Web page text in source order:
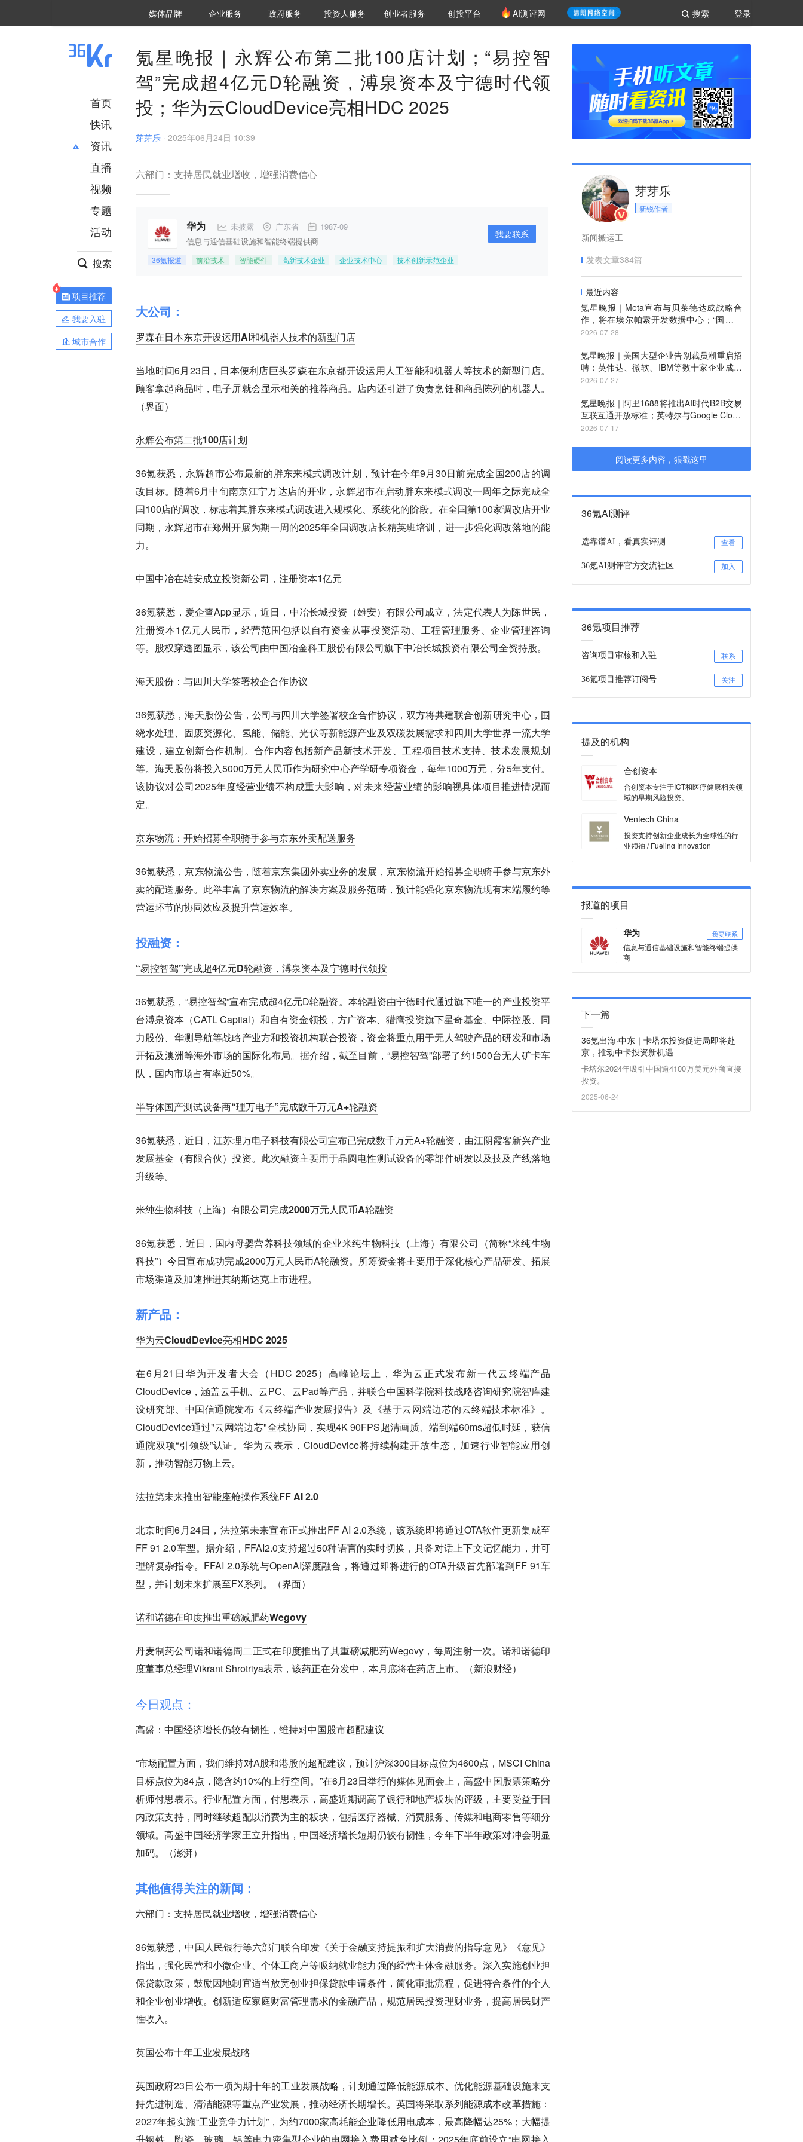
登录
搜索
媒体品牌 36Kr研究院
企业服务 城市之窗
政府服务 VClub投资机构库
投资机构职位推介
投资人服务 创投氪堂
创业者服务 创投平台 AI测评网
首页
快讯
资讯
推荐
财经
项目推荐
安徽
直播
视频
专题
活动
搜索
项目推荐
我要入驻
城市合作
氪星晚报｜永辉公布第二批100店计划；“易控智
驾”完成超4亿元D轮融资，溥泉资本及宁德时代领
投；华为云CloudDevice亮相HDC 2025
芽芽乐 · 2025年06月24日 10:39
六部门：支持居民就业增收，增强消费信心
华为 未披露 广东省 1987-09
信息与通信基础设施和智能终端提供商
36氪报道 前沿技术 智能硬件 高新技术企业 企业技术中心 技术创新示范企业
我要联系
大公司：
罗森在日本东京开设运用AI和机器人技术的新型门店
当地时间6月23日，日本便利店巨头罗森在东京都开设运用人工智能和机器人等技术的新型门店。
顾客拿起商品时，电子屏就会显示相关的推荐商品。店内还引进了负责烹饪和商品陈列的机器人。
（界面）
永辉公布第二批100店计划
36氪获悉，永辉超市公布最新的胖东来模式调改计划，预计在今年9月30日前完成全国200店的调
改目标。随着6月中旬南京江宁万达店的开业，永辉超市在启动胖东来模式调改一周年之际完成全
国100店的调改，标志着其胖东来模式调改进入规模化、系统化的阶段。在全国第100家调改店开业
同期，永辉超市在郑州开展为期一周的2025年全国调改店长精英班培训，进一步强化调改落地的能
力。
中国中冶在雄安成立投资新公司，注册资本1亿元
36氪获悉，爱企查App显示，近日，中冶长城投资（雄安）有限公司成立，法定代表人为陈世民，
注册资本1亿元人民币，经营范围包括以自有资金从事投资活动、工程管理服务、企业管理咨询
等。股权穿透图显示，该公司由中国冶金科工股份有限公司旗下中冶长城投资有限公司全资持股。
海天股份：与四川大学签署校企合作协议
36氪获悉，海天股份公告，公司与四川大学签署校企合作协议，双方将共建联合创新研究中心，围
绕水处理、固废资源化、氢能、储能、光伏等新能源产业及双碳发展需求和四川大学世界一流大学
建设，建立创新合作机制。合作内容包括新产品新技术开发、工程项目技术支持、技术发展规划
等。海天股份将投入5000万元人民币作为研究中心产学研专项资金，每年1000万元，分5年支付。
该协议对公司2025年度经营业绩不构成重大影响，对未来经营业绩的影响视具体项目推进情况而
定。
京东物流：开始招募全职骑手参与京东外卖配送服务
36氪获悉，京东物流公告，随着京东集团外卖业务的发展，京东物流开始招募全职骑手参与京东外
卖的配送服务。此举丰富了京东物流的解决方案及服务范畴，预计能强化京东物流现有末端履约等
营运环节的协同效应及提升营运效率。
投融资：
“易控智驾”完成超4亿元D轮融资，溥泉资本及宁德时代领投
36氪获悉，“易控智驾”宣布完成超4亿元D轮融资。本轮融资由宁德时代通过旗下唯一的产业投资平
台溥泉资本（CATL Captial）和自有资金领投，方广资本、猎鹰投资旗下星奇基金、中际控股、同
力股份、华测导航等战略产业方和投资机构联合投资，资金将重点用于无人驾驶产品的研发和市场
开拓及澳洲等海外市场的国际化布局。据介绍，截至目前，“易控智驾”部署了约1500台无人矿卡车
队，国内市场占有率近50%。
半导体国产测试设备商“理万电子”完成数千万元A+轮融资
36氪获悉，近日，江苏理万电子科技有限公司宣布已完成数千万元A+轮融资，由江阴霞客新兴产业
发展基金（有限合伙）投资。此次融资主要用于晶圆电性测试设备的零部件研发以及技及产线落地
升级等。
米纯生物科技（上海）有限公司完成2000万元人民币A轮融资
36氪获悉，近日，国内母婴营养科技领域的企业米纯生物科技（上海）有限公司（简称“米纯生物
科技”）今日宣布成功完成2000万元人民币A轮融资。所筹资金将主要用于深化核心产品研发、拓展
市场渠道及加速推进其纳斯达克上市进程。
新产品：
华为云CloudDevice亮相HDC 2025
在6月21日华为开发者大会（HDC 2025）高峰论坛上，华为云正式发布新一代云终端产品
CloudDevice，涵盖云手机、云PC、云Pad等产品，并联合中国科学院科技战略咨询研究院智库建
设研究部、中国信通院发布《云终端产业发展报告》及《基于云网端边芯的云终端技术标准》。
CloudDevice通过"云网端边芯"全栈协同，实现4K 90FPS超清画质、端到端60ms超低时延，获信
通院双项“引领级”认证。华为云表示，CloudDevice将持续构建开放生态，加速行业智能应用创
新，推动智能万物上云。
法拉第未来推出智能座舱操作系统FF AI 2.0
北京时间6月24日，法拉第未来宣布正式推出FF AI 2.0系统，该系统即将通过OTA软件更新集成至
FF 91 2.0车型。据介绍，FFAI2.0支持超过50种语言的实时切换，具备对话上下文记忆能力，并可
理解复杂指令。FFAI 2.0系统与OpenAI深度融合，将通过即将进行的OTA升级首先部署到FF 91车
型，并计划未来扩展至FX系列。（界面）
诺和诺德在印度推出重磅减肥药Wegovy
丹麦制药公司诺和诺德周二正式在印度推出了其重磅减肥药Wegovy，每周注射一次。诺和诺德印
度董事总经理Vikrant Shrotriya表示，该药正在分发中，本月底将在药店上市。（新浪财经）
今日观点：
高盛：中国经济增长仍较有韧性，维持对中国股市超配建议
“市场配置方面，我们维持对A股和港股的超配建议，预计沪深300目标点位为4600点，MSCI China
目标点位为84点，隐含约10%的上行空间。”在6月23日举行的媒体见面会上，高盛中国股票策略分
析师付思表示。行业配置方面，付思表示，高盛近期调高了银行和地产板块的评级，主要受益于国
内政策支持，同时继续超配以消费为主的板块，包括医疗器械、消费服务、传媒和电商零售等细分
领域。高盛中国经济学家王立升指出，中国经济增长短期仍较有韧性，今年下半年政策对冲会明显
加码。（澎湃）
其他值得关注的新闻：
六部门：支持居民就业增收，增强消费信心
36氪获悉，中国人民银行等六部门联合印发《关于金融支持提振和扩大消费的指导意见》《意见》
指出，强化民营和小微企业、个体工商户等吸纳就业能力强的经营主体金融服务。深入实施创业担
保贷款政策，鼓励因地制宜适当放宽创业担保贷款申请条件，简化审批流程，促进符合条件的个人
和企业创业增收。创新适应家庭财富管理需求的金融产品，规范居民投资理财业务，提高居民财产
性收入。
英国公布十年工业发展战略
英国政府23日公布一项为期十年的工业发展战略，计划通过降低能源成本、优化能源基础设施来支
持先进制造、清洁能源等重点产业发展，推动经济长期增长。英国将采取系列能源成本改革措施：
2027年起实施“工业竞争力计划”，为约7000家高耗能企业降低用电成本，最高降幅达25%；大幅提
芽芽乐
新锐作者
新闻搬运工
发表文章384篇
最近内容
氪星晚报｜Meta宣布与贝莱德达成战略合
作，将在埃尔帕索开发数据中心；“国科超
导”完成超亿元融资；我国启动人工智能大
2026-07-28
氪星晚报｜美国大型企业告别裁员潮重启招
聘；英伟达、微软、IBM等数十家企业成立
新联盟，旨在共同保障AI安全；《光伏行业
争
2026-07-27
氪星晚报｜阿里1688将推出AI时代B2B交易
互联互通开放标准；英特尔与Google Cloud
宣布深化战略合作；铁路部门试点提前60天
2026-07-17
阅读更多内容，狠戳这里
36氪AI测评
选靠谱AI，看真实评测 查看
36氪AI测评官方交流社区 加入
36氪项目推荐
咨询项目审核和入驻 联系
36氪项目推荐订阅号 关注
提及的机构
合创资本
合创资本专注于ICT和医疗健康相关领
域的早期风险投资。
Ventech China
投资支持创新企业成长为全球性的行
业领袖 / Fueling Innovation
报道的项目
华为 我要联系
信息与通信基础设施和智能终端提供
商
下一篇
36氪出海·中东｜卡塔尔投资促进局即将赴
京，推动中卡投资新机遇
卡塔尔2024年吸引中国逾4100万美元外商直接
投资。
2025-06-24